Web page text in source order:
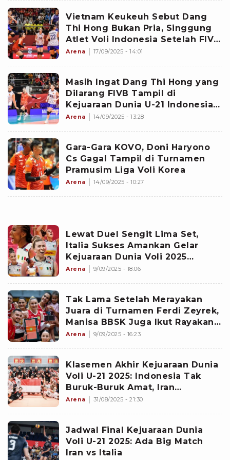
Vietnam Keukeuh Sebut Dang
Thi Hong Bukan Pria, Singgung
Atlet Voli Indonesia Setelah FIVB
Larang Pemain Maskulin Itu
Arena 17/09/2025 - 14:01
Masih Ingat Dang Thi Hong yang
Dilarang FIVB Tampil di
Kejuaraan Dunia U-21 Indonesia?
Kini Vietnam Turut Ban Sang
Arena 14/09/2025 - 13:28
Gara-Gara KOVO, Doni Haryono
Cs Gagal Tampil di Turnamen
Pramusim Liga Voli Korea
Arena 14/09/2025 - 10:27
Lewat Duel Sengit Lima Set,
Italia Sukses Amankan Gelar
Kejuaraan Dunia Voli 2025
setelah Bungkam Timnas Voli
Arena 9/09/2025 - 18:06
Tak Lama Setelah Merayakan
Juara di Turnamen Ferdi Zeyrek,
Manisa BBSK Juga Ikut Rayakan
Keberhasilan dari....
Arena 9/09/2025 - 16:23
Klasemen Akhir Kejuaraan Dunia
Voli U-21 2025: Indonesia Tak
Buruk-Buruk Amat, Iran
Pertahankan Status Juara
Arena 31/08/2025 - 21:30
Jadwal Final Kejuaraan Dunia
Voli U-21 2025: Ada Big Match
Iran vs Italia